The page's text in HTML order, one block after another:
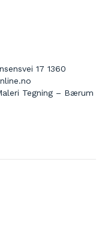
17 1360
Tegning – Bærum